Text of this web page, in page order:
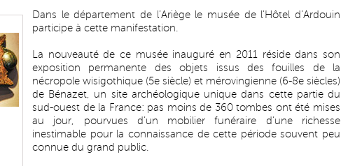
Dans le département de l’Ariège le musée de l’Hôtel d’Ardouin
participe à cette manifestation.
La nouveauté de ce musée inauguré en 2011 réside dans son
exposition permanente des objets issus des fouilles de la
nécropole wisigothique (5e siècle) et mérovingienne (6-8e siècles)
de Bénazet, un site archéologique unique dans cette partie du
sud-ouest de la France: pas moins de 360 tombes ont été mises
au jour, pourvues d’un mobilier funéraire d’une richesse
inestimable pour la connaissance de cette période souvent peu
connue du grand public.